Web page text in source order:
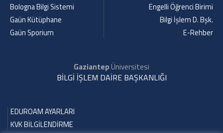
Bologna Bilgi Sistemi
Gaün Kütüphane
Gaün Sporium
Engelli Öğrenci Birimi
Bilgi İşlem D. Bşk.
E-Rehber
GaziantepÜniversitesi
BİLGİ İŞLEM DAİRE BAŞKANLIĞI
EDUROAM AYARLARI
KVK BİLGİLENDİRME